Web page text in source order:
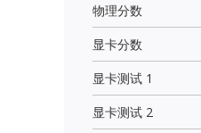
物理分数
显卡分数
显卡测试 1
显卡测试 2